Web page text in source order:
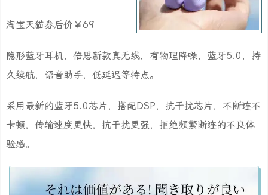
淘宝天猫券后价￥69
隐形蓝牙耳机，倍思新款真无线，有物理降噪，蓝牙5.0，持
久续航，语音助手，低延迟等特点。
采用最新的蓝牙5.0芯片，搭配DSP，抗干扰芯片，不断连不
卡顿，传输速度更快，抗干扰更强，拒绝频繁断连的不良体
验感。